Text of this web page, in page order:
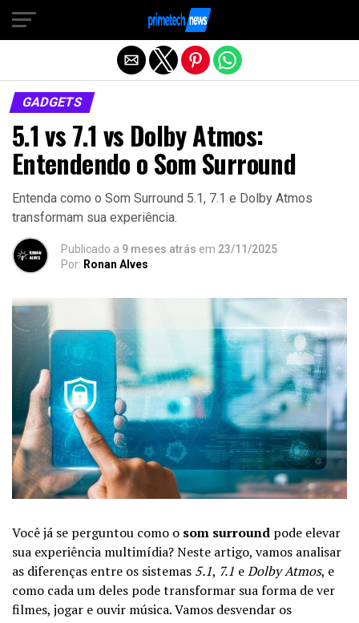
GADGETS
5.1 vs 7.1 vs Dolby Atmos:
Entendendo o Som Surround
Entenda como o Som Surround 5.1, 7.1 e Dolby Atmos
transformam sua experiência.
Publicado a 9 meses atrás em 23/11/2025
Por: Ronan Alves
Você já se perguntou como o som surround pode elevar
sua experiência multimídia? Neste artigo, vamos analisar
as diferenças entre os sistemas 5.1, 7.1 eDolby Atmos, e
como cada um deles pode transformar sua forma de ver
filmes, jogar e ouvir música. Vamos desvendar os
Sair da versão mobile